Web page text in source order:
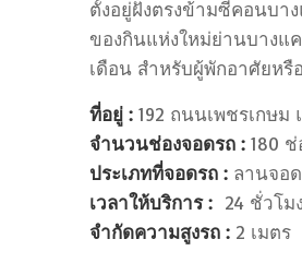
ตั้งอยู่ฝั่งตรงข้ามซีคอนบา
ของกินแห่งใหม่ย่านบางแ
เดือน สำหรับผู้พักอาศัยห
ที่อยู่ : 192 ถนนเพชรเกษม
จำนวนช่องจอดรถ : 180 ช่
ประเภทที่จอดรถ : ลานจอ
เวลาให้บริการ : 24 ชั่วโมง
จำกัดความสูงรถ : 2 เมตร